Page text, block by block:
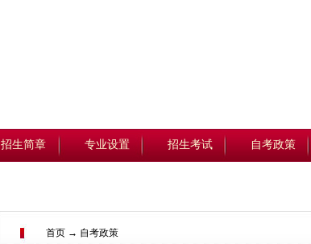
招生简章 专业设置 招生考试 自考政策
首页 → 自考政策